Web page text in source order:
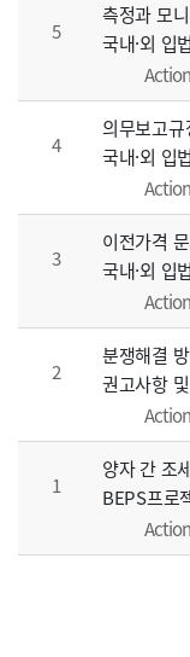
5
측정과 모
국내·외 입
4
의무보고
국내·외 입
3
이전가격
국내·외 입
2
분쟁해결
권고사항
1
양자 간 조
BEPS프로